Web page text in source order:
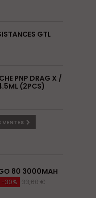
GTL
PNP DRAG X /
(2PCS)
VENTES
80 3000MAH
-30% 33,60 €